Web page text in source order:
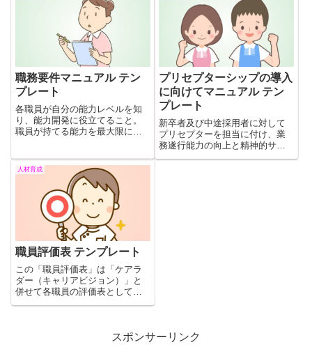
職務要件マニュアル テン
プレート
各職員が自分の能力レベルを知
り、能力開発に役立てること。
職員が持てる能力を最大限に発
覧表にしたものです。組織が求
める能力を明確にし、基準に満
たない改善項目を育成能力開発
するための基準になります。
プリセプターシップの導入
に向けてマニュアル テン
プレート
新卒者及び中途採用者に対して
プリセプターを担当に付け、業
務遂行能力の向上と精神的サポ
人材育成
職員評価表 テンプレート
この「職員評価表」は「ケアラ
ダー（キャリアビジョン）」と
併せて各職員の評価表としてご
スポンサーリンク